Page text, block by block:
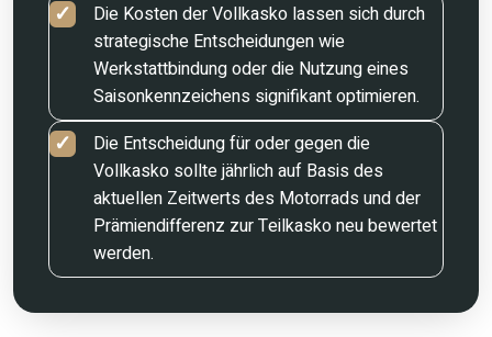
Die Kosten der Vollkasko lassen sich durch
strategische Entscheidungen wie
Werkstattbindung oder die Nutzung eines
Saisonkennzeichens signifikant optimieren.
Die Entscheidung für oder gegen die
Vollkasko sollte jährlich auf Basis des
aktuellen Zeitwerts des Motorrads und der
Prämiendifferenz zur Teilkasko neu bewertet
werden.